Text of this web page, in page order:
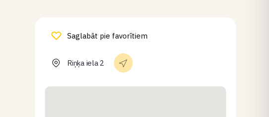
Saglabāt pie favorītiem
Riņķa iela 2